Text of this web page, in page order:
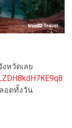
หวัดเลย
อดทั้งวัน